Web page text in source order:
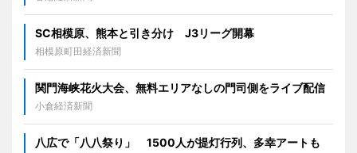
SC相模原、熊本と引き分け J3リーグ開幕
相模原町田経済新聞
関門海峡花火大会、無料エリアなしの門司側をライブ配信
小倉経済新聞
八広で「八八祭り」 1500人が提灯行列、多幸アートも